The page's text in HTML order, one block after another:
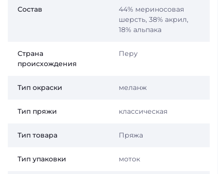
Состав
44% мериносовая
шерсть, 38% акрил,
18% альпака
Страна
происхождения
Перу
Тип окраски меланж
Тип пряжи классическая
Тип товара Пряжа
Тип упаковки моток